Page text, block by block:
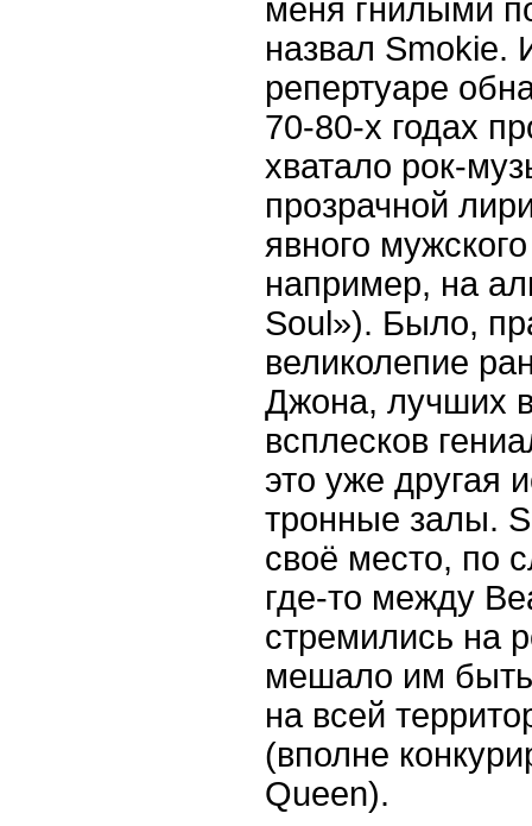
меня гнилыми
назвал Smokie.
репертуаре
70-80-х годах
хватало рок-
прозрачной
явного
например, на
Soul»). Было,
великолепие
Джона, лучших
всплесков
это уже другая
тронные залы.
своё место, по
где-то между
стремились на
мешало им
на всей
(вполне
Queen).